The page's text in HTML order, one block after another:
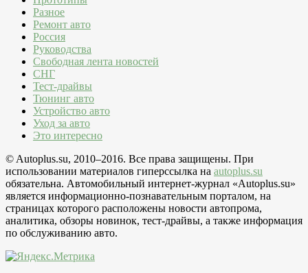
Разное
Ремонт авто
Россия
Руководства
Свободная лента новостей
СНГ
Тест-драйвы
Тюнинг авто
Устройство авто
Уход за авто
Это интересно
© Autoplus.su, 2010–2016. Все права защищены. При
использовании материалов гиперссылка на autoplus.su
обязательна. Автомобильный интернет-журнал «Autoplus.su»
является информационно-познавательным порталом, на
страницах которого расположены новости автопрома,
аналитика, обзоры новинок, тест-драйвы, а также информация
по обслуживанию авто.